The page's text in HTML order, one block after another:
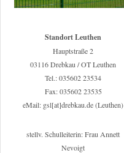
Standort Leuthen
Hauptstraße 2
03116 Drebkau / OT Leuthen
Tel.: 035602 23534
Fax: 035602 23535
eMail: gsl[at]drebkau.de (Leuthen)
stellv. Schulleiterin: Frau Annett
Nevoigt